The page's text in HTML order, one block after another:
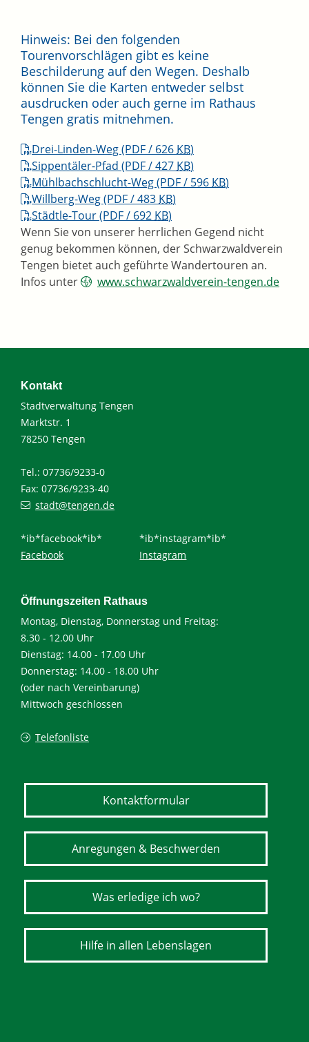
Hinweis: Bei den folgenden
Tourenvorschlägen gibt es keine
Beschilderung auf den Wegen. Deshalb
können Sie die Karten entweder selbst
ausdrucken oder auch gerne im Rathaus
Tengen gratis mitnehmen.
Drei-Linden-Weg(PDF / 626 KB)
Sippentäler-Pfad (PDF / 427 KB)
Mühlbachschlucht-Weg(PDF / 596 KB)
Willberg-Weg(PDF / 483 KB)
Städtle-Tour(PDF / 692 KB)
Wenn Sie von unserer herrlichen Gegend nicht
genug bekommen können, der Schwarzwaldverein
Tengen bietet auch geführte Wandertouren an.
Infos unter
www.schwarzwaldverein-tengen.de
Kontakt
Stadtverwaltung Tengen
Marktstr. 1
78250 Tengen
Tel.: 07736/9233-0
Fax: 07736/9233-40
stadt@tengen.de
*ib*facebook*ib*
Facebook
*ib*instagram*ib*
Instagram
Öffnungszeiten Rathaus
Montag, Dienstag, Donnerstag und Freitag:
8.30 - 12.00 Uhr
Dienstag: 14.00 - 17.00 Uhr
Donnerstag: 14.00 - 18.00 Uhr
(oder nach Vereinbarung)
Mittwoch geschlossen
Telefonliste
Kontaktformular
Anregungen & Beschwerden
Was erledige ich wo?
Hilfe in allen Lebenslagen